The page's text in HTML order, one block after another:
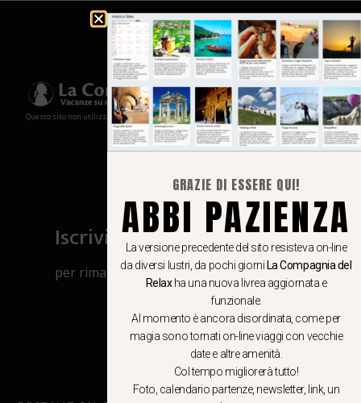
Questo sito non utilizza cookies e non memorizza in alcun modo le tue informazioni
Iscriviti al canale Whatsapp
per rimanere aggiornato su viaggi, eventi
e notizie!
CLICCA QUI
GRAZIE DI ESSERE QUI!
ABBI PAZIENZA
La versione precedente del sito resisteva on-line
da diversi lustri, da pochi giorni La Compagnia del
Relaxha una nuova livrea aggiornata e
funzionale.
Al momento è ancora disordinata, come per
magia sono tornati on-line viaggi con vecchie
date e altre amenità.
Col tempo migliorerà tutto!
Foto, calendario partenze, newsletter, link, un